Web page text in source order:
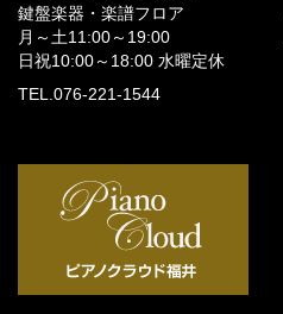
鍵盤楽器・楽譜フロア
月～土11:00～19:00
日祝10:00～18:00 水曜定休
TEL.076-221-1544